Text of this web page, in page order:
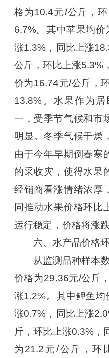
格为10.4元/公斤，
6.7%。其中苹果均
涨1.3%，同比上涨
公斤，环比上涨5.3%
价为16.74元/公斤，
13.8%。水果作为
一，受季节气候和市
明显。冬季气候干燥
由于今年早期倒春寒
的采收灾，使得水果
经销商看涨情绪浓厚
同推动水果价格环比
运行稳定，价格将涨
六、水产品价格
从监测品种样本
价格为29.36元/公斤
涨1.2%。其中鲤鱼
涨0.7%，同比上涨
斤，环比上涨0.3%，
为21.2元/公斤，环